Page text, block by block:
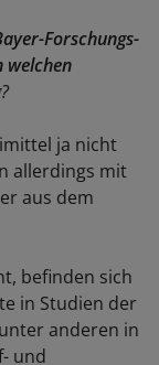
Forschungs-
welchen
?
ja nicht
allerdings mit
aus dem
befinden sich
in Studien der
anderen in
und